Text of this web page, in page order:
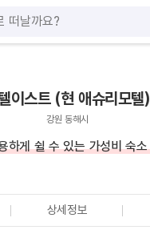
이스트 (현 애슈리모텔)
강원 동해시
하게 쉴 수 있는 가성비 숙소
상세정보